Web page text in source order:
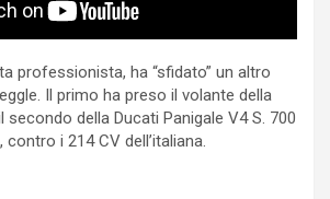
professionista, ha “sfidato” un altro
Il primo ha preso il volante della
secondo della Ducati Panigale V4 S. 700
i 214 CV dell’italiana.